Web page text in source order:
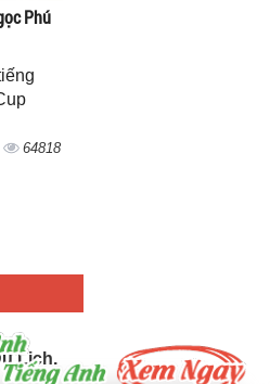
Phú
64818
Lịch.